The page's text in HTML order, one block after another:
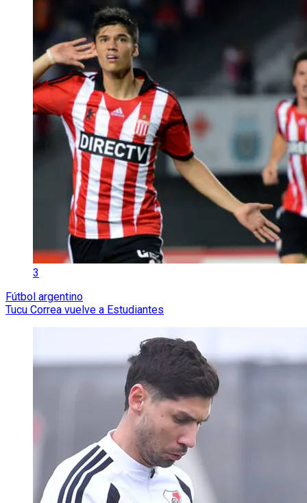
3
Fútbol argentino
Tucu Correa vuelve a Estudiantes